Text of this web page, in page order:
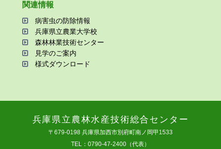
関連情報
病害⾍の防除情報
兵庫県⽴農業⼤学校
森林林業技術センター
⾒学のご案内
様式ダウンロード
兵庫県⽴農林⽔産技術総合センター
〒679-0198 兵庫県加⻄市別府町南ノ岡甲1533
TEL：0790-47-2400（代表）